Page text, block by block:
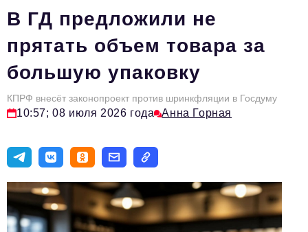
HR
Персона номера
Юридический практикум
Стиль жизни
Импортозамещение
Эксперты
Авторские материалы
В ГД предложили не
прятать объем товара за
большую упаковку
КПРФ внесёт законопроект против шринкфляции в Госдуму
10:57; 08 июля 2026 года Анна Горная